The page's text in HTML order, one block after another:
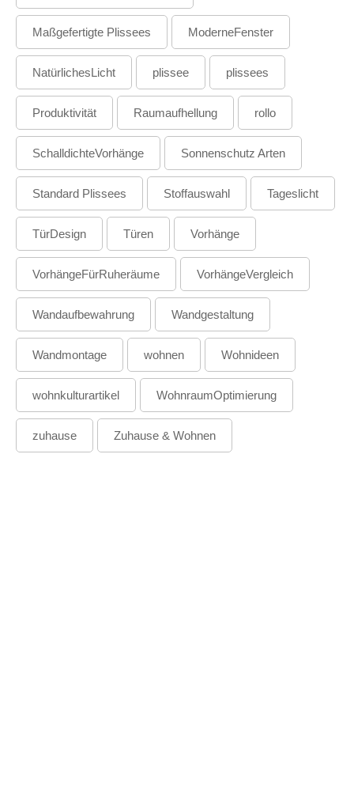
Maßgefertigte Plissees ModerneFenster
NatürlichesLicht plissee plissees
Produktivität Raumaufhellung rollo
SchalldichteVorhänge Sonnenschutz Arten
Standard Plissees Stoffauswahl Tageslicht
TürDesign Türen Vorhänge
VorhängeFürRuheräume VorhängeVergleich
Wandaufbewahrung Wandgestaltung
Wandmontage wohnen Wohnideen
wohnkulturartikel WohnraumOptimierung
zuhause Zuhause & Wohnen